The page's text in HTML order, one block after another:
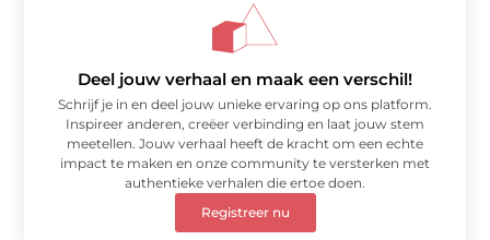
Deel jouw verhaal en maak een verschil!
Schrijf je in en deel jouw unieke ervaring op ons platform.
Inspireer anderen, creëer verbinding en laat jouw stem
meetellen. Jouw verhaal heeft de kracht om een echte
impact te maken en onze community te versterken met
authentieke verhalen die ertoe doen.
Registreer nu